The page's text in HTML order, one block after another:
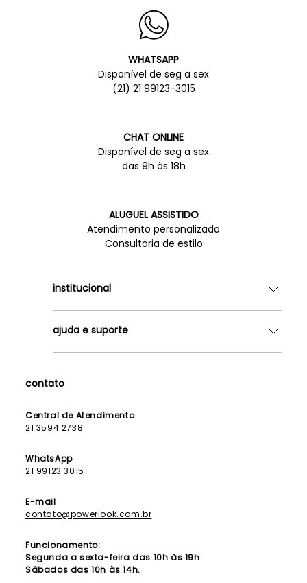
WHATSAPP
Disponível de seg a sex
(21) 21 99123-3015
CHAT ONLINE
Disponível de seg a sex
das 9h às 18h
ALUGUEL ASSISTIDO
Atendimento personalizado
Consultoria de estilo
institucional
Lojas
Como Funciona
Lista de Formandas
ajuda e suporte
Política de Privacidade
contato
Central de Atendimento
21 3594 2738
WhatsApp
21 99123 3015
E-mail
contato@powerlook.com.br
Funcionamento:
Segunda a sexta-feira das 10h às 19h
Sábados das 10h às 14h.